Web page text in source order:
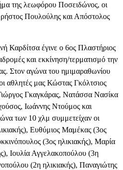
της λεωφόρου Ποσειδώνος, οι
Πουλούλης και Απόστολος
Καρδίτσα έγινε ο 6ος Πλαστήριος
και εκκίνηση/τερματισμό την
Στον αγώνα του ημιμαραθωνίου
αθλητές μας Κώστας Γκόλτσιος
Γκαγκάρας, Νατάσσα Νασίκα
Ιωάννης Ντούμος και
των 10 χλμ συμμετείχαν οι
Ευθύμιος Μαμέκας (3ος
(3ος ηλικιακής), Μαρία
Ιουλία Αγγελακοπούλου (3η
(2η ηλικιακής), Παναγιώτης